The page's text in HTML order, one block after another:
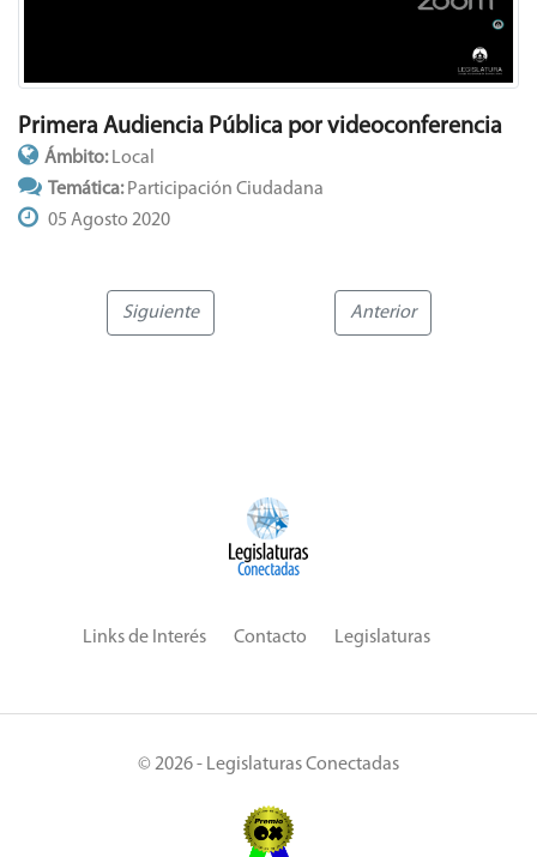
Primera Audiencia Pública por videoconferencia
Ámbito:Local
Temática:Participación Ciudadana
05 Agosto 2020
Siguiente Anterior
Links de Interés Contacto Legislaturas
© 2026 - Legislaturas Conectadas